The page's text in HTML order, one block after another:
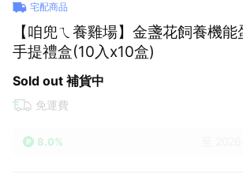
宅配商品
【咱兜ㄟ養雞場】金盞花飼養機
手提禮盒(10入x10盒)
Sold out 補貨中
免運費
8.0%